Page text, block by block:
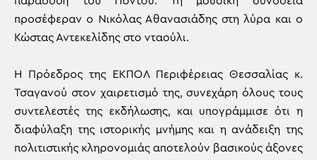
προσέφεραν ο Νικόλας Αθανασιάδης στη λύρα και ο
Κώστας Αντεκελίδης στο νταούλι.
Η Πρόεδρος της ΕΚΠΟΛ Περιφέρειας Θεσσαλίας κ.
Τσαγανού στον χαιρετισμό της, συνεχάρη όλους τους
συντελεστές της εκδήλωσης, και υπογράμμισε ότι η
διαφύλαξη της ιστορικής μνήμης και η ανάδειξη της
πολιτιστικής κληρονομιάς αποτελούν βασικούς άξονες